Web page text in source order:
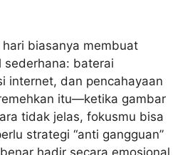
biasanya membuat
sederhana: baterai
internet, dan pencahayaan
itu—ketika gambar
tidak jelas, fokusmu bisa
strategi “anti gangguan”
hadir secara emosional